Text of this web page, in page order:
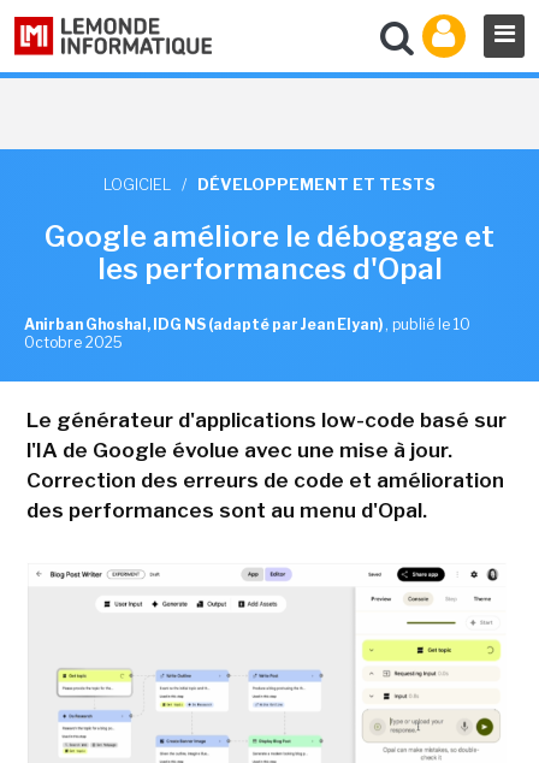
LOGICIEL / DÉVELOPPEMENT ET TESTS
Google améliore le débogage et
les performances d'Opal
Anirban Ghoshal, IDG NS (adapté par Jean Elyan) , publié le 10
Octobre 2025
Le générateur d'applications low-code basé sur
l'IA de Google évolue avec une mise à jour.
Correction des erreurs de code et amélioration
des performances sont au menu d'Opal.